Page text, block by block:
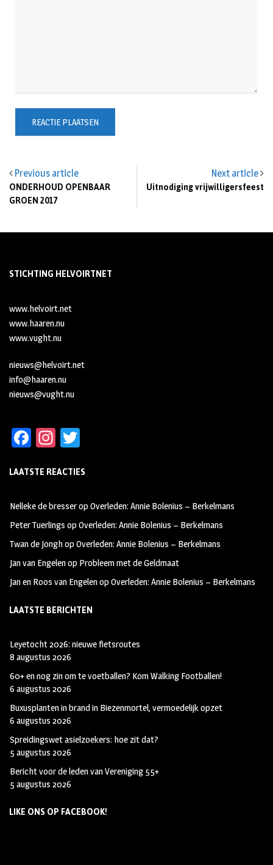
Previous article
ONDERHOUD OPENBAAR
GROEN 2017
Next article
Uitnodiging vrijwilligersfeest
STICHTING HELVOIRTNET
www.helvoirt.net
www.haaren.nu
www.vught.nu
nieuws@helvoirt.net
info@haaren.nu
nieuws@vught.nu
Fa
b
oo
k
In
ag
m
tt
LAATSTE REACTIES
Nelleke de bresseropOverleden: Annie Bolenius – Berkelmans
Peter Tuerlings opOverleden: Annie Bolenius – Berkelmans
Twan de JonghopOverleden: Annie Bolenius – Berkelmans
Jan van Engelenop Probleem met de Geldmaat
Jan en Roos van EngelenopOverleden: Annie Bolenius – Berkelmans
LAATSTE BERICHTEN
Leyetocht 2026: nieuwe fietsroutes
8 augustus 2026
60+ en nog zin om te voetballen? Kom Walking Footballen!
6 augustus 2026
Buxusplanten in brand in Biezenmortel, vermoedelijk opzet
6 augustus 2026
Spreidingswet asielzoekers: hoe zit dat?
5 augustus 2026
Bericht voor de leden van Vereniging 55+
5 augustus 2026
LIKE ONS OP FACEBOOK!